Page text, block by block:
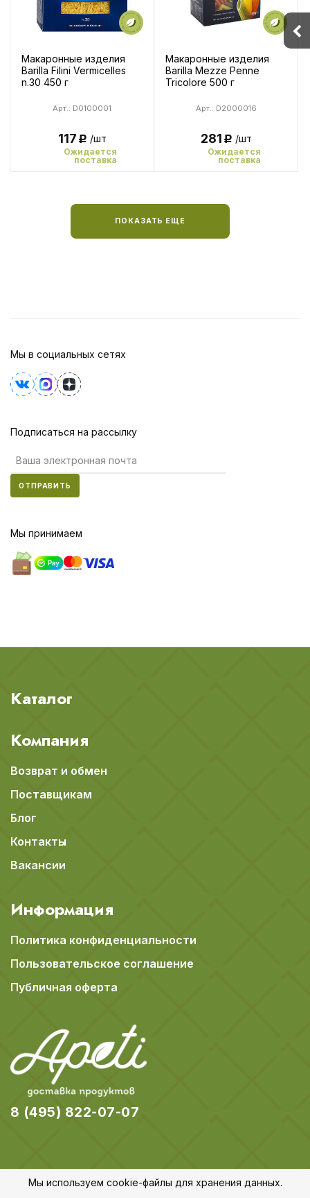
Макаронные изделия
Barilla Filini Vermicelles
n.30 450 г
Арт.: D0100001
117Р /шт
Ожидается
поставка
Макаронные изделия
Barilla Mezze Penne
Tricolore 500 г
Арт.: D2000016
281Р /шт
Ожидается
поставка
ПОКАЗАТЬ ЕЩЕ
Мы в социальных сетях
Подписаться на рассылку
ОТПРАВИТЬ
Мы принимаем
Каталог
Компания
Возврат и обмен
Поставщикам
Блог
Контакты
Вакансии
Информация
Политика конфиденциальности
Пользовательское соглашение
Публичная оферта
8 (495) 822-07-07
Мы используем cookie-файлы для хранения данных.